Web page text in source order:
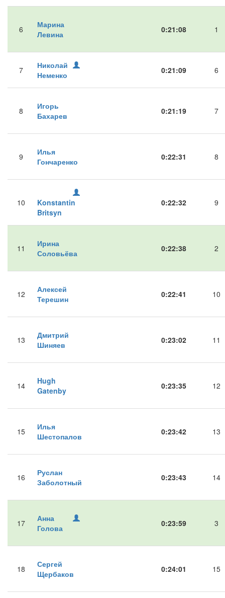
6
Марина
Левина
0:21:08 1
7
Николай
Неменко
0:21:09 6
8
Игорь
Бахарев
0:21:19 7
9
Илья
Гончаренко
0:22:31 8
10
Konstantin
Britsyn
0:22:32 9
11
Ирина
Соловьёва
0:22:38 2
12
Алексей
Терешин
0:22:41 10
13
Дмитрий
Шиняев
0:23:02 11
14
Hugh
Gatenby
0:23:35 12
15
Илья
Шестопалов
0:23:42 13
16
Руслан
Заболотный
0:23:43 14
17
Анна
Голова
0:23:59 3
18
Сергей
Щербаков
0:24:01 15